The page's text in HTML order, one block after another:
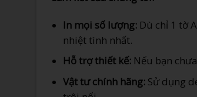
In mọi số lượng:Dù chỉ 1 tờ
nhiệt tình nhất.
Hỗ trợ thiết kế:Nếu bạn
Vật tư chính hãng:Sử dụng